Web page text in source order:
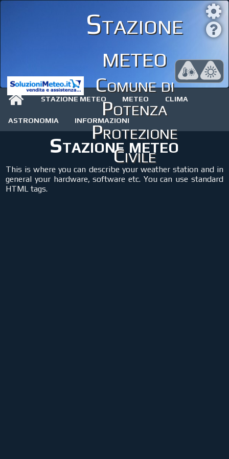
Stazione
meteo
Comune di
Potenza
Protezione
Civile
STAZIONE METEO METEO CLIMA
ASTRONOMIA INFORMAZIONI
Stazione meteo
This is where you can describe your weather station and in
general your hardware, software etc. You can use standard
HTML tags.